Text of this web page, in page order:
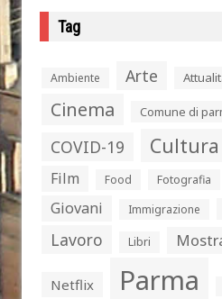
Tag
Ambiente Arte
Cinema Comune di
COVID-19 Cultura
Film Food Fotografia
Giovani Immigrazione
Lavoro Libri
Netflix Parma